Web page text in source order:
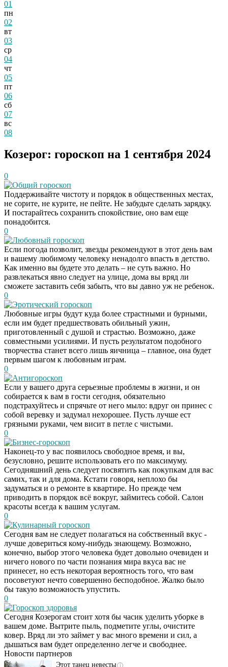
01
пн
02
вт
03
ср
04
чт
05
пт
06
сб
07
вс
08
Козерог: гороскоп на 1 сентября 2024
0
Общий гороскоп
Поддерживайте чистоту и порядок в общественных местах,
не сорите, не курите, не пейте. Не забудьте сделать зарядку.
И постарайтесь сохранить спокойствие, оно вам еще
понадобится.
0
Любовный гороскоп
Если погода позволит, звезды рекомендуют в этот день вам
и вашему любимому человеку ненадолго впасть в детство.
Как именно вы будете это делать – не суть важно. Но
развлекаться явно следует на улице, дома вы вряд ли
сможете заставить себя забыть, что вы давно уж не ребенок.
0
Эротический гороскоп
Любовные игры будут куда более страстными и бурными,
если им будет предшествовать обильный ужин,
приготовленный с душой и страстью. Возможно, даже
совместными усилиями. И пусть результатом подобного
творчества станет всего лишь яичница – главное, она будет
первым шагом к любовным играм.
0
Антигороскоп
Если у вашего друга серьезные проблемы в жизни, и он
собирается к вам в гости сегодня, обязательно
подстрахуйтесь и спрячьте от него мыло: вдруг он принес с
собой веревку и задумал нехорошее. Пусть лучше ест
грязными руками, чем висит в петле с чистыми.
0
Бизнес-гороскоп
Наконец-то у вас появилось свободное время, и вы,
безусловно, решите использовать его по максимуму.
Сегодняшний день следует посвятить как покупкам для вас
самих, так и для дома. Кстати говоря, неплохо бы
задуматься и о ремонте в квартире. Но прежде чем
приводить в порядок всё вокруг, займитесь собой. Салон
красоты всегда к вашим услугам.
0
Кулинарный гороскоп
Сегодня вам не следует полагаться на собственный вкус -
лучше довериться кому-нибудь знающему. Возможно,
конечно, выбор этого человека будет довольно очевиден и
ничего нового по части познания мира вкуса вас не
принесет, но есть некоторая вероятность того, что вам
посоветуют нечто совершенно бесподобное. Жалко было
бы такую возможность упустить.
0
Гороскоп здоровья
Сегодня Козерогам стоит хотя бы часик уделить уборке в
вашем доме. Вытрите пыль, подметите углы, очистите
ковер. Вряд ли это займет у вас много времени и сил, а
дышаться вам будет определенно легче и свободнее.
Новости партнеров
Как будут выглядеть
персонажи ремейка
"Бременских
музыкантов":
страшно...
i
Этот танец невесты